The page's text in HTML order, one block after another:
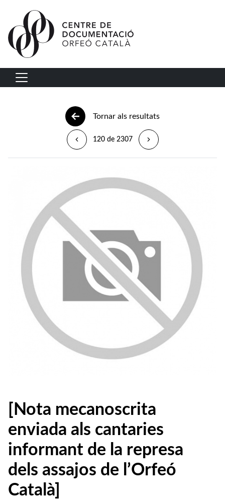
Vés al contingut
Navegació principal
Tornar als resultats
120 de 2307
[Nota mecanoscrita
enviada als cantaries
informant de la represa
dels assajos de l’Orfeó
Català]